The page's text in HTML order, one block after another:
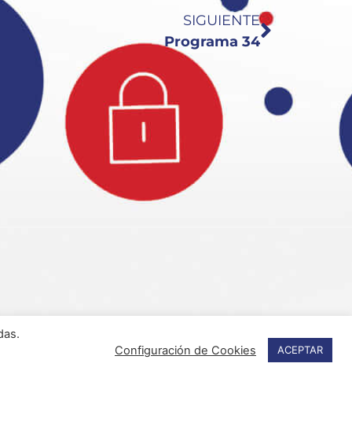
SIGUIENTE
Programa 34
Configuración de Cookies ACEPTAR